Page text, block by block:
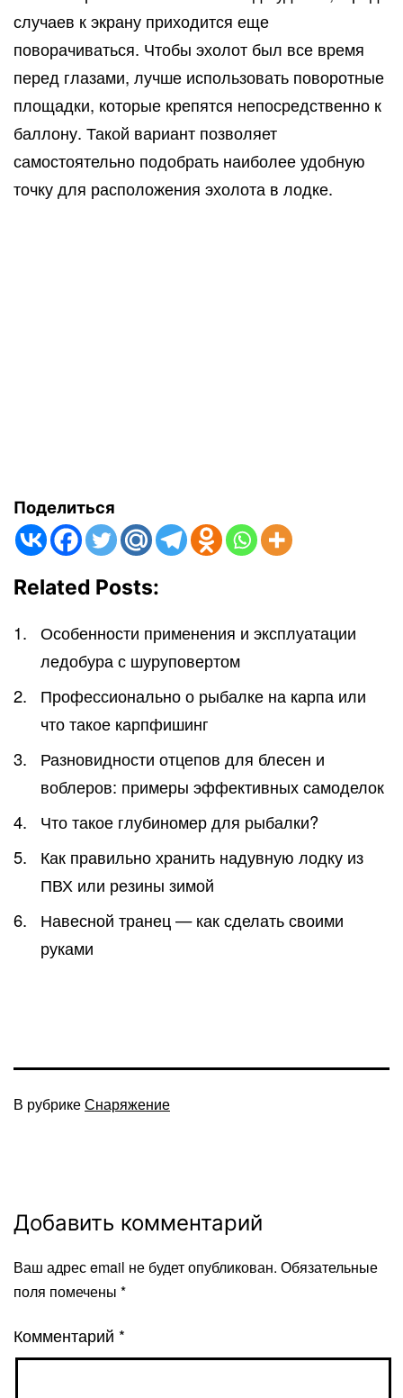
случаев к экрану приходится еще
поворачиваться. Чтобы эхолот был все время
перед глазами, лучше использовать поворотные
площадки, которые крепятся непосредственно к
баллону. Такой вариант позволяет
самостоятельно подобрать наиболее удобную
точку для расположения эхолота в лодке.
Поделиться
Related Posts:
Особенности применения и эксплуатации
ледобура с шуруповертом
Профессионально о рыбалке на карпа или
что такое карпфишинг
Разновидности отцепов для блесен и
воблеров: примеры эффективных самоделок
Что такое глубиномер для рыбалки?
Как правильно хранить надувную лодку из
ПВХ или резины зимой
Навесной транец — как сделать своими
руками
В рубрикеСнаряжение
Добавить комментарий
Ваш адрес email не будет опубликован. Обязательные
поля помечены *
Комментарий *